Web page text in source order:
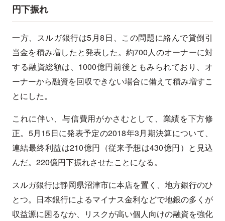
円下振れ
一方、スルガ銀行は5月8日、この問題に絡んで貸倒引
当金を積み増したと発表した。約700人のオーナーに対
する融資総額は、1000億円前後ともみられており、オ
ーナーから融資を回収できない場合に備えて積み増すこ
とにした。
これに伴い、与信費用がかさむとして、業績を下方修
正。5月15日に発表予定の2018年3月期決算について、
連結最終利益は210億円（従来予想は430億円）と見込
んだ。220億円下振れさせたことになる。
スルガ銀行は静岡県沼津市に本店を置く、地方銀行のひ
とつ。日本銀行によるマイナス金利などで地銀の多くが
収益源に困るなか、リスクが高い個人向けの融資を強化